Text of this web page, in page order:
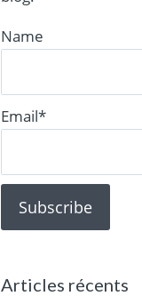
Name
Email*
Articles récents